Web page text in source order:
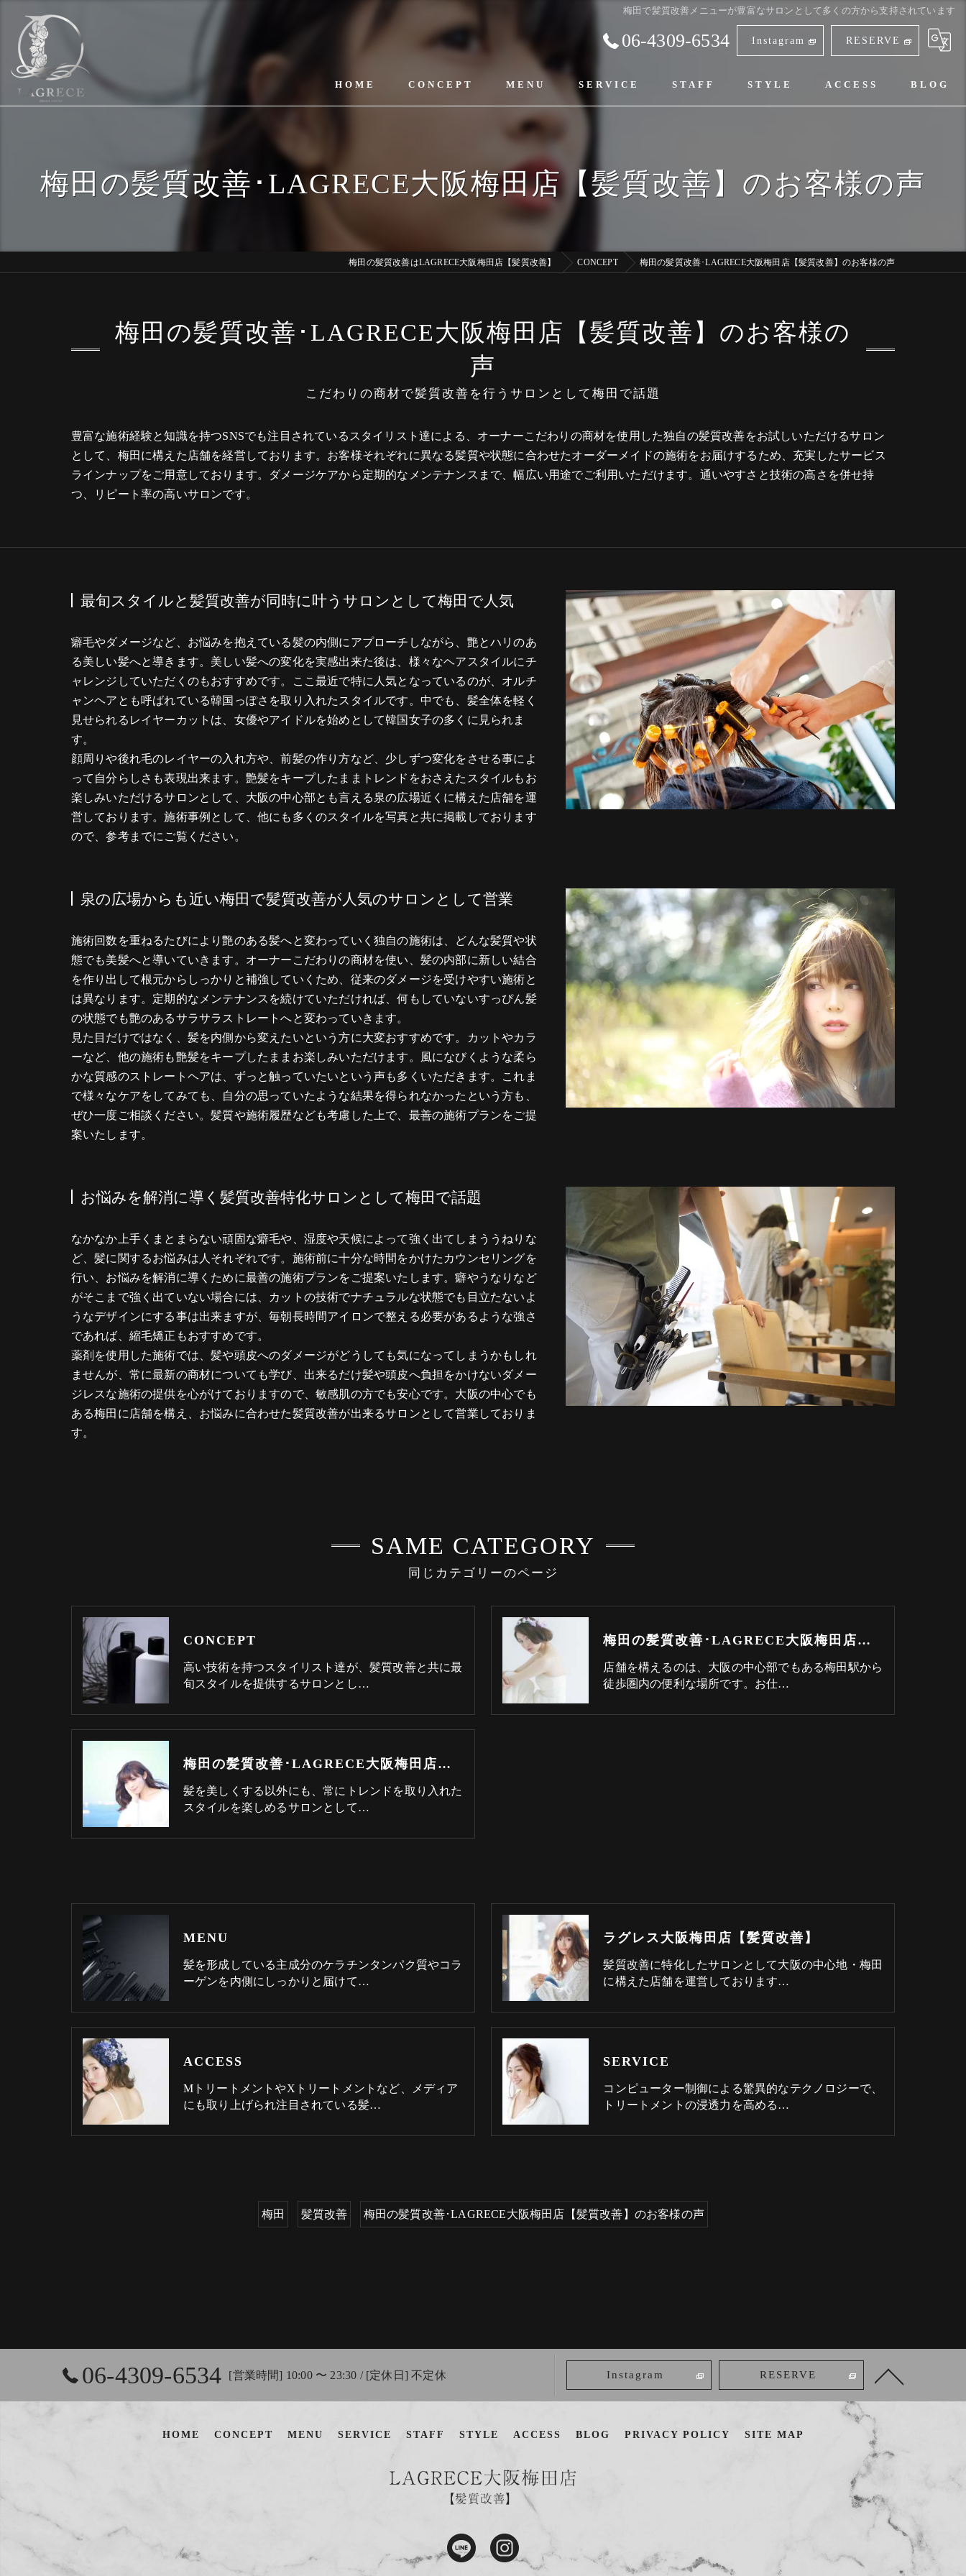
梅田で髪質改善メニューが豊富なサロンとして多くの方から支持されています
06-4309-6534 Instagram RESERVE
HOME CONCEPT MENU SERVICE STAFF STYLE ACCESS BLOG
梅田の髪質改善･LAGRECE大阪梅田店【髪質改善】のお客様の声
梅田の髪質改善はLAGRECE大阪梅田店【髪質改善】 CONCEPT 梅田の髪質改善･LAGRECE大阪梅田店【髪質改善】のお客様の声
こだわりの商材で髪質改善を行うサロンとして梅田で話題
梅田の髪質改善･LAGRECE大阪梅田店【髪質改善】のお客様の
声
豊富な施術経験と知識を持つSNSでも注目されているスタイリスト達による、オーナーこだわりの商材を使用した独自の髪質改善をお試しいただけるサロン
として、梅田に構えた店舗を経営しております。お客様それぞれに異なる髪質や状態に合わせたオーダーメイドの施術をお届けするため、充実したサービス
ラインナップをご用意しております。ダメージケアから定期的なメンテナンスまで、幅広い用途でご利用いただけます。通いやすさと技術の高さを併せ持
つ、リピート率の高いサロンです。
最旬スタイルと髪質改善が同時に叶うサロンとして梅田で人気
癖毛やダメージなど、お悩みを抱えている髪の内側にアプローチしながら、艶とハリのあ
る美しい髪へと導きます。美しい髪への変化を実感出来た後は、様々なヘアスタイルにチ
ャレンジしていただくのもおすすめです。ここ最近で特に人気となっているのが、オルチ
ャンヘアとも呼ばれている韓国っぽさを取り入れたスタイルです。中でも、髪全体を軽く
見せられるレイヤーカットは、女優やアイドルを始めとして韓国女子の多くに見られま
す。
顔周りや後れ毛のレイヤーの入れ方や、前髪の作り方など、少しずつ変化をさせる事によ
って自分らしさも表現出来ます。艶髪をキープしたままトレンドをおさえたスタイルもお
楽しみいただけるサロンとして、大阪の中心部とも言える泉の広場近くに構えた店舗を運
営しております。施術事例として、他にも多くのスタイルを写真と共に掲載しております
ので、参考までにご覧ください。
泉の広場からも近い梅田で髪質改善が人気のサロンとして営業
施術回数を重ねるたびにより艶のある髪へと変わっていく独自の施術は、どんな髪質や状
態でも美髪へと導いていきます。オーナーこだわりの商材を使い、髪の内部に新しい結合
を作り出して根元からしっかりと補強していくため、従来のダメージを受けやすい施術と
は異なります。定期的なメンテナンスを続けていただければ、何もしていないすっぴん髪
の状態でも艶のあるサラサラストレートへと変わっていきます。
見た目だけではなく、髪を内側から変えたいという方に大変おすすめです。カットやカラ
ーなど、他の施術も艶髪をキープしたままお楽しみいただけます。風になびくような柔ら
かな質感のストレートヘアは、ずっと触っていたいという声も多くいただきます。これま
で様々なケアをしてみても、自分の思っていたような結果を得られなかったという方も、
ぜひ一度ご相談ください。髪質や施術履歴なども考慮した上で、最善の施術プランをご提
案いたします。
お悩みを解消に導く髪質改善特化サロンとして梅田で話題
なかなか上手くまとまらない頑固な癖毛や、湿度や天候によって強く出てしまううねりな
ど、髪に関するお悩みは人それぞれです。施術前に十分な時間をかけたカウンセリングを
行い、お悩みを解消に導くために最善の施術プランをご提案いたします。癖やうなりなど
がそこまで強く出ていない場合には、カットの技術でナチュラルな状態でも目立たないよ
うなデザインにする事は出来ますが、毎朝長時間アイロンで整える必要があるような強さ
であれば、縮毛矯正もおすすめです。
薬剤を使用した施術では、髪や頭皮へのダメージがどうしても気になってしまうかもしれ
ませんが、常に最新の商材についても学び、出来るだけ髪や頭皮へ負担をかけないダメー
ジレスな施術の提供を心がけておりますので、敏感肌の方でも安心です。大阪の中心でも
ある梅田に店舗を構え、お悩みに合わせた髪質改善が出来るサロンとして営業しておりま
す。
同じカテゴリーのページ
SAME CATEGORY
CONCEPT
高い技術を持つスタイリスト達が、髪質改善と共に最
旬スタイルを提供するサロンとし…
梅田の髪質改善･LAGRECE大阪梅田店【髪質改善】の口コミ情報
店舗を構えるのは、大阪の中心部でもある梅田駅から
徒歩圏内の便利な場所です。お仕…
梅田の髪質改善･LAGRECE大阪梅田店【髪質改善】の評判
髪を美しくする以外にも、常にトレンドを取り入れた
スタイルを楽しめるサロンとして…
MENU
髪を形成している主成分のケラチンタンパク質やコラ
ーゲンを内側にしっかりと届けて…
ラグレス大阪梅田店【髪質改善】
髪質改善に特化したサロンとして大阪の中心地・梅田
に構えた店舗を運営しております…
ACCESS
MトリートメントやXトリートメントなど、メディア
にも取り上げられ注目されている髪…
SERVICE
コンピューター制御による驚異的なテクノロジーで、
トリートメントの浸透力を高める…
梅田 髪質改善 梅田の髪質改善･LAGRECE大阪梅田店【髪質改善】のお客様の声
06-4309-6534 [営業時間] 10:00 〜 23:30 / [定休日] 不定休 Instagram RESERVE
HOME CONCEPT MENU SERVICE STAFF STYLE ACCESS BLOG PRIVACY POLICY SITE MAP